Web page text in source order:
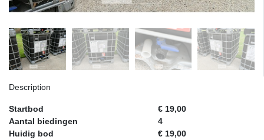
Description
Startbod
€ 19,00
Aantal biedingen
4
Huidig bod
€ 19,00